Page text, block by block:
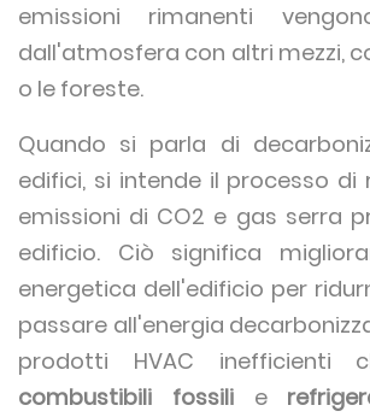
emissioni rimanenti
dall'atmosfera con altri mezzi,
o le foreste.
Quando si parla di
edifici, si intende il processo di
emissioni di CO2 e gas serra
edificio. Ciò significa
energetica dell'edificio per
passare all'energia
prodotti HVAC inefficienti
combustibili fossilie